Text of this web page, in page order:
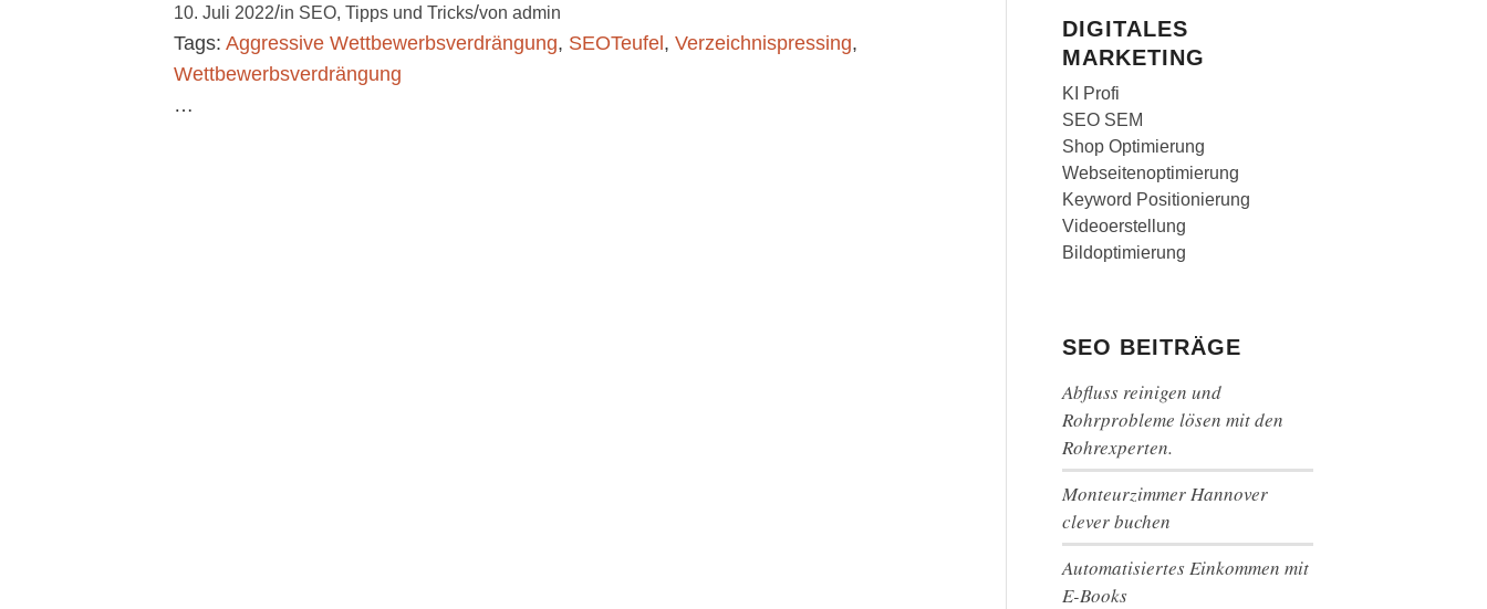
10. Juli 2022/in SEO, Tipps und Tricks/von admin
Tags: Aggressive Wettbewerbsverdrängung, SEOTeufel , Verzeichnispressing,
Wettbewerbsverdrängung
…
DIGITALES
MARKETING
KI Profi
SEO SEM
Shop Optimierung
Webseitenoptimierung
Keyword Positionierung
Videoerstellung
Bildoptimierung
SEO BEITRÄGE
Abfluss reinigen und
Rohrprobleme lösen mit den
Rohrexperten.
Monteurzimmer Hannover
clever buchen
Automatisiertes Einkommen mit
E-Books